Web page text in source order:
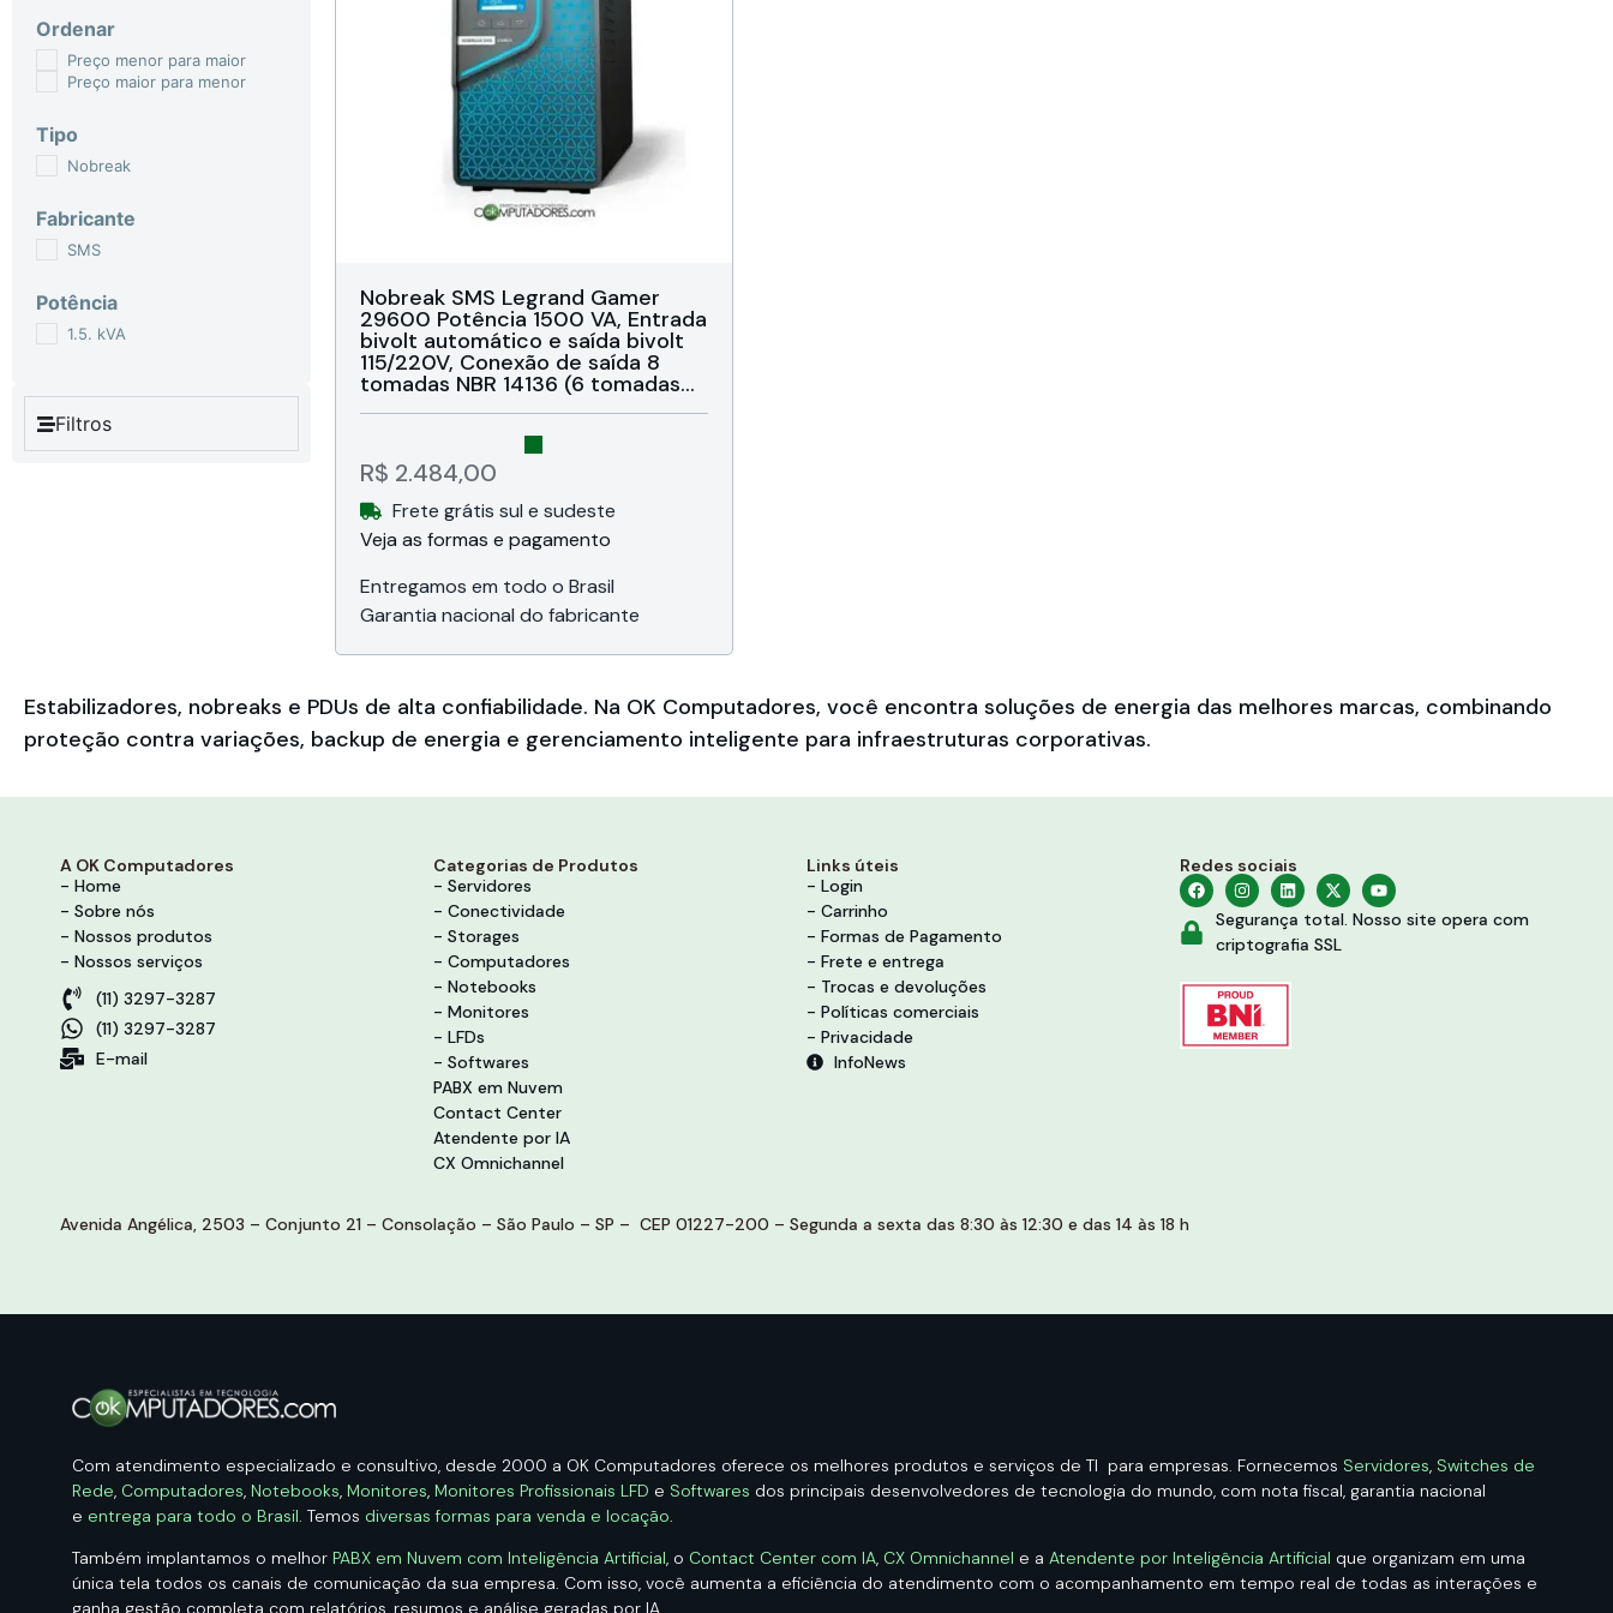
Ordenar
Preço menor para maior
Preço maior para menor
Tipo
Nobreak
Fabricante
SMS
Potência
1.5. kVA
Filtros
Nobreak SMS Legrand Gamer
29600 Potência 1500 VA, Entrada
bivolt automático e saída bivolt
115/220V, Conexão de saída 8
tomadas NBR 14136 (6 tomadas
de 10A + 2 tomadas de 20A),
Brasil (1 ano + 1 ano mediante
cadastro)
R$ 2.484,00
Frete grátis sul e sudeste
Veja as formas e pagamento
Entregamos em todo o Brasil
Garantia nacional do fabricante
Estabilizadores, nobreaks e PDUs de alta confiabilidade. Na OK Computadores, você encontra soluções de energia das melhores marcas, combinando
proteção contra variações, backup de energia e gerenciamento inteligente para infraestruturas corporativas.
A OK Computadores
- Home
- Sobre nós
- Nossos produtos
- Nossos serviços
(11) 3297-3287
(11) 3297-3287
E-mail
Categorias de Produtos
- Servidores
- Conectividade
- Storages
- Computadores
- Notebooks
- Monitores
- LFDs
- Softwares
PABX em Nuvem
Contact Center
Atendente por IA
CX Omnichannel
Links úteis
- Login
- Carrinho
- Formas de Pagamento
- Frete e entrega
- Trocas e devoluções
- Políticas comerciais
- Privacidade
InfoNews
Redes sociais
Segurança total. Nosso site opera com
criptografia SSL
Avenida Angélica, 2503 – Conjunto 21 – Consolação – São Paulo – SP – CEP 01227-200 – Segunda a sexta das 8:30 às 12:30 e das 14 às 18 h
Com atendimento especializado e consultivo, desde 2000 a OK Computadores oferece os melhores produtos e serviços de TI para empresas. Fornecemos Servidores, Switches de
Rede, Computadores, Notebooks, Monitores, Monitores Profissionais LFD e Softwares dos principais desenvolvedores de tecnologia do mundo, com nota fiscal, garantia nacional
e entrega para todo o Brasil. Temos diversas formas para venda e locação.
Também implantamos o melhor PABX em Nuvem com Inteligência Artificial, o Contact Center com IA, CX Omnichannel e a Atendente por Inteligência Artificial que organizam em uma
única tela todos os canais de comunicação da sua empresa. Com isso, você aumenta a eficiência do atendimento com o acompanhamento em tempo real de todas as interações e
ganha gestão completa com relatórios, resumos e análise geradas por IA.